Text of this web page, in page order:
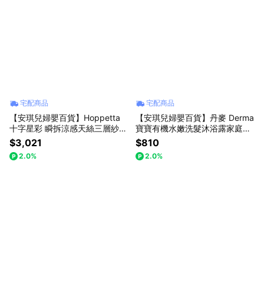
宅配商品
【安琪兒婦嬰百貨】Hoppetta
十字星彩 瞬拆涼感天絲三層紗防
踢背心(可拆替換透氣排汗網眼
布-0-3歲-粉紅
$3,021
2.0%
宅配商品
【安琪兒婦嬰百貨】丹麥 Derma
寶寶有機水嫩洗髮沐浴露家庭號
500ml
$810
2.0%